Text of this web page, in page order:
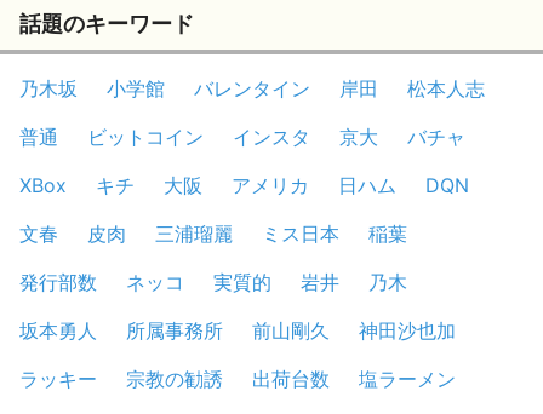
話題のキーワード
乃木坂 小学館 バレンタイン 岸田
松本人志
普通
ビットコイン インスタ 京大
バチャ
XBox
キチ 大阪 アメリカ 日ハム
DQN
文春
皮肉 三浦瑠麗 ミス日本
稲葉
発行部数
ネッコ 実質的 岩井
乃木
坂本勇人
所属事務所 前山剛久
神田沙也加
ラッキー
宗教の勧誘 出荷台数
塩ラーメン